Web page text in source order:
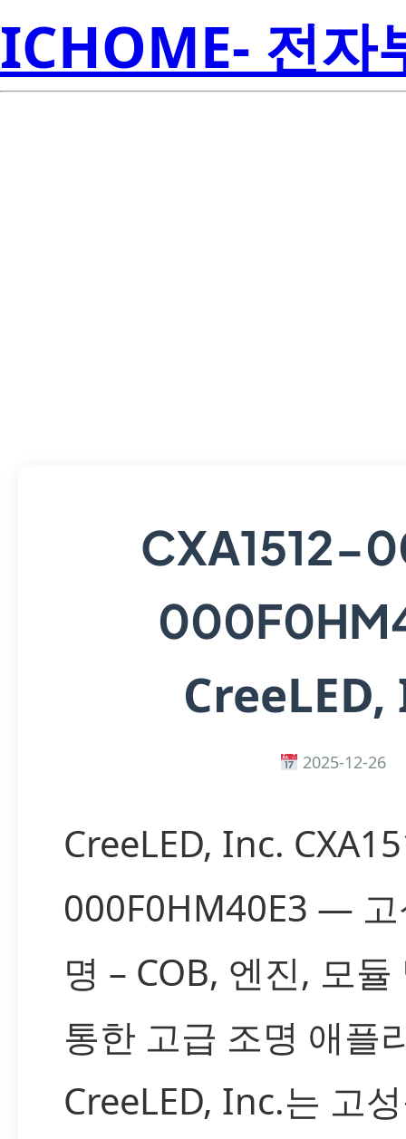
ICHOME- 전자
CXA1512-
2025-12-26
CreeLED, Inc.
000F0HM40E3 — 고
명 – COB, 엔진, 모
통한 고급 조명 애플
CreeLED, Inc.는 고